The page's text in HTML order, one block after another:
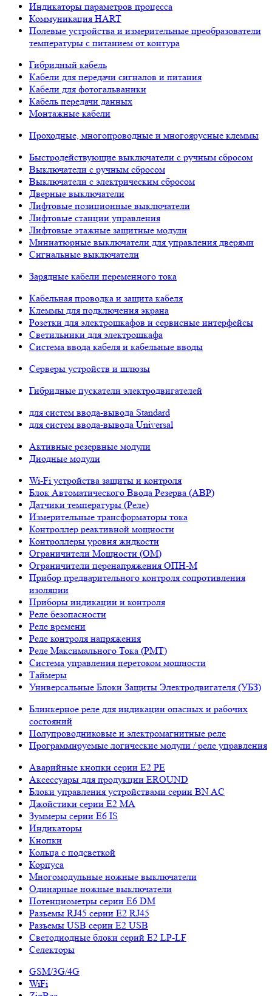
Индикаторы параметров процесса
Коммуникация HART
Полевые устройства и измерительные преобразователи
температуры с питанием от контура
Гибридный кабель
Кабели для передачи сигналов и питания
Кабели для фотогальваники
Кабель передачи данных
Монтажные кабели
Проходные, многопроводные и многоярусные клеммы
Быстродействующие выключатели с ручным сбросом
Выключатели с ручным сбросом
Выключатели с электрическим сбросом
Дверные выключатели
Лифтовые позиционные выключатели
Лифтовые станции управления
Лифтовые этажные защитные модули
Миниатюрные выключатели для управления дверями
Сигнальные выключатели
Зарядные кабели переменного тока
Кабельная проводка и защита кабеля
Клеммы для подключения экрана
Розетки для электрошкафов и сервисные интерфейсы
Светильники для электрошкафа
Система ввода кабеля и кабельные вводы
Серверы устройств и шлюзы
Гибридные пускатели электродвигателей
для систем ввода-вывода Standard
для систем ввода-вывода Universal
Активные резервные модули
Диодные модули
Wi-Fi устройства защиты и контроля
Блок Автоматического Ввода Резерва (АВР)
Датчики температуры (Реле)
Измерительные трансформаторы тока
Контроллер реактивной мощности
Контроллеры уровня жидкости
Ограничители Мощности (ОМ)
Ограничители перенапряжения ОПН-М
Прибор предварительного контроля сопротивления
изоляции
Приборы индикации и контроля
Реле безопасности
Реле времени
Реле контроля напряжения
Реле Максимального Тока (РМТ)
Система управления перетоком мощности
Таймеры
Универсальные Блоки Защиты Электродвигателя (УБЗ)
Блинкерное реле для индикации опасных и рабочих
состояний
Полупроводниковые и электромагнитные реле
Программируемые логические модули / реле управления
Аварийные кнопки серии E2 PE
Аксессуары для продукции EROUND
Блоки управления устройствами серии BN AC
Джойстики серии E2 MA
Зуммеры серии E6 IS
Индикаторы
Кнопки
Кольца с подсветкой
Корпуса
Многомодульные ножные выключатели
Одинарные ножные выключатели
Потенциометры серии E6 DM
Разъемы RJ45 серии E2 RJ45
Разъемы USB серии E2 USB
Светодиодные блоки серий E2 LP-LF
Селекторы
GSM/3G/4G
WiFi